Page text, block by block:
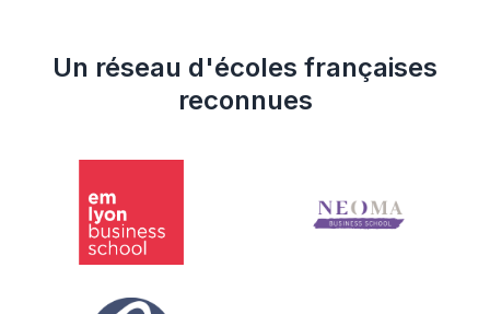
Un réseau d'écoles françaises
reconnues